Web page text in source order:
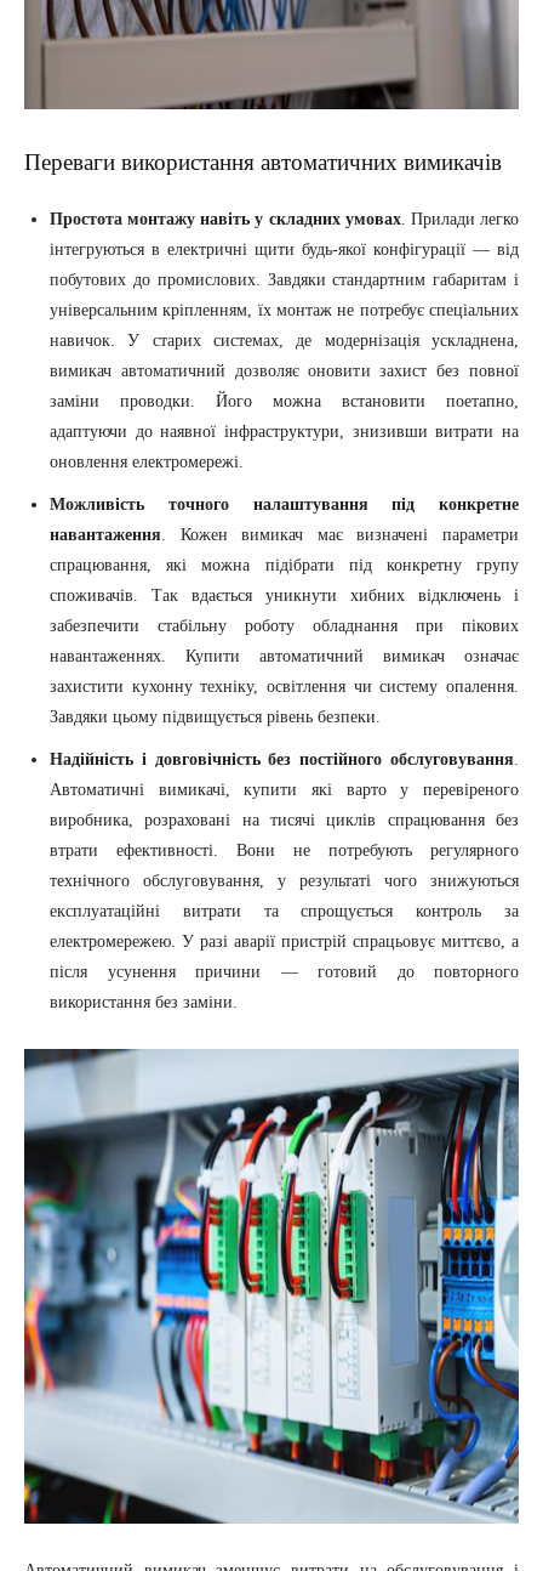
Переваги використання автоматичних вимикачів
Простота монтажу навіть у складних умовах. Прилади легко
інтегруються в електричні щити будь-якої конфігурації — від
побутових до промислових. Завдяки стандартним габаритам і
універсальним кріпленням, їх монтаж не потребує спеціальних
навичок. У старих системах, де модернізація ускладнена,
вимикач автоматичний дозволяє оновити захист без повної
заміни проводки. Його можна встановити поетапно,
адаптуючи до наявної інфраструктури, знизивши витрати на
оновлення електромережі.
Можливість точного налаштування під конкретне
навантаження. Кожен вимикач має визначені параметри
спрацювання, які можна підібрати під конкретну групу
споживачів. Так вдається уникнути хибних відключень і
забезпечити стабільну роботу обладнання при пікових
навантаженнях. Купити автоматичний вимикач означає
захистити кухонну техніку, освітлення чи систему опалення.
Завдяки цьому підвищується рівень безпеки.
Надійність і довговічність без постійного обслуговування.
Автоматичні вимикачі, купити які варто у перевіреного
виробника, розраховані на тисячі циклів спрацювання без
втрати ефективності. Вони не потребують регулярного
технічного обслуговування, у результаті чого знижуються
експлуатаційні витрати та спрощується контроль за
електромережею. У разі аварії пристрій спрацьовує миттєво, а
після усунення причини — готовий до повторного
використання без заміни.